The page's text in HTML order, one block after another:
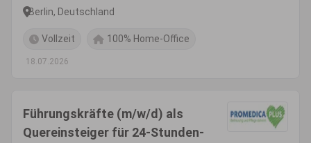
Berlin, Deutschland
Vollzeit 100% Home-Office
18.07.2026
Führungskräfte (m/w/d) als
Quereinsteiger für 24-Stunden-